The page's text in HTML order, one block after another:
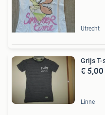
Utrecht
Grijs T-
€ 5,00
Linne